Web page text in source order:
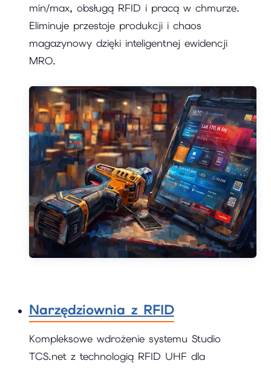
min/max, obsługą RFID i pracą w chmurze.
Eliminuje przestoje produkcji i chaos
magazynowy dzięki inteligentnej ewidencji
MRO.
Narzędziownia z RFID
Kompleksowe wdrożenie systemu Studio
TCS.net z technologią RFID UHF dla